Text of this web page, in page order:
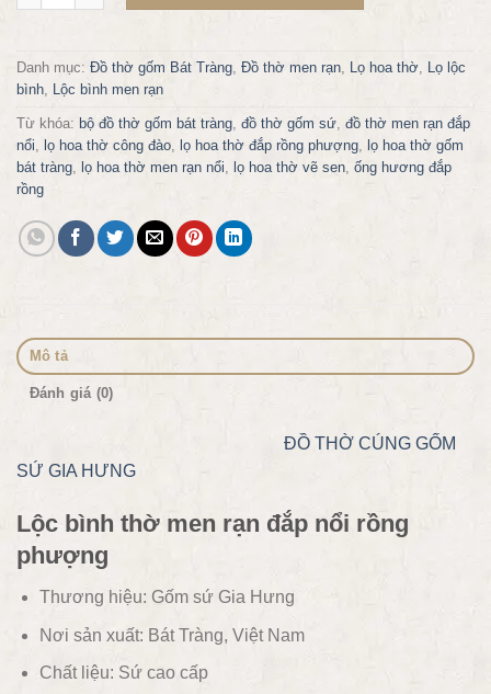
Danh mục: Đồ thờ gốm Bát Tràng, Đồ thờ men rạn, Lọ hoa thờ, Lọ lộc
bình, Lộc bình men rạn
Từ khóa: bộ đồ thờ gốm bát tràng, đồ thờ gốm sứ, đồ thờ men rạn đắp
nổi, lọ hoa thờ công đào, lọ hoa thờ đắp rồng phượng, lọ hoa thờ gốm
bát tràng, lọ hoa thờ men rạn nổi, lọ hoa thờ vẽ sen, ống hương đắp
rồng
Mô tả
Đánh giá (0)
ĐỒ THỜ CÚNG GỐM
SỨ GIA HƯNG
Lộc bình thờ men rạn đắp nổi rồng
phượng
Thương hiệu: Gốm sứ Gia Hưng
Nơi sản xuất: Bát Tràng, Việt Nam
Chất liệu: Sứ cao cấp